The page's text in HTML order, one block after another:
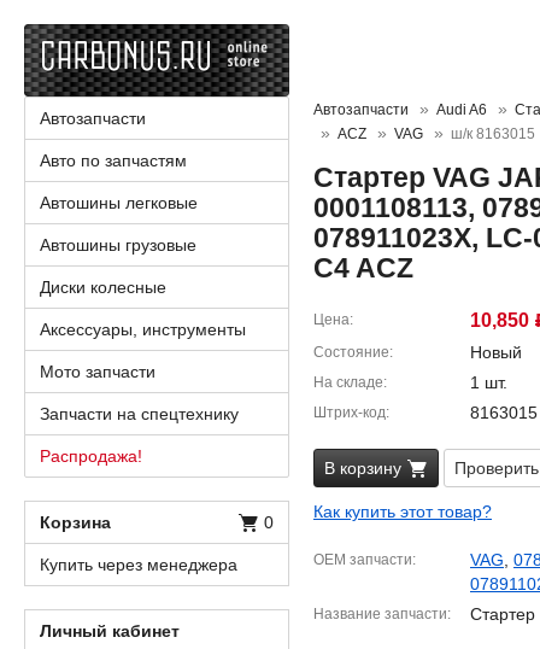
Автозапчасти Audi A6
ACZ
VAG ш/к 8163015
Стартер VAG
0001108113,
078911023X,
C4 ACZ
Цена 10,850
Состояние Новый
На складе 1 шт.
Штрих-код 8163015
В корзину
Как купить этот товар?
OEM запчасти VAG
Название запчасти Стартер
Автозапчасти
Авто по запчастям
Автошины легковые
Автошины грузовые
Диски колесные
Аксессуары, инструменты
Мото запчасти
Запчасти на спецтехнику
Распродажа!
Корзина 0
Купить через менеджера
Личный кабинет